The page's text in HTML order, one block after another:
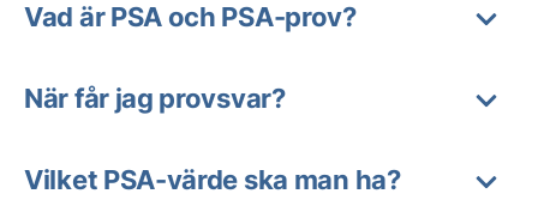
Vad är PSA och PSA-prov?
När får jag provsvar?
Vilket PSA-värde ska man ha?